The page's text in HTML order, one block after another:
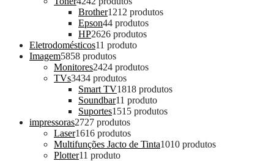
Brother1212 produtos
Epson44 produtos
HP2626 produtos
Eletrodomésticos11 produto
Imagem5858 produtos
Monitores2424 produtos
TVs3434 produtos
Smart TV1818 produtos
Soundbar11 produto
Suportes1515 produtos
impressoras2727 produtos
Laser1616 produtos
Multifunções Jacto de Tinta1010 produtos
Plotter11 produto